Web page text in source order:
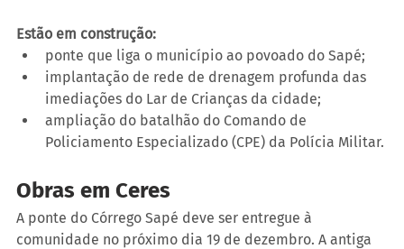
Estão em construção:
ponte que liga o município ao povoado do Sapé;
implantação de rede de drenagem profunda das
imediações do Lar de Crianças da cidade;
ampliação do batalhão do Comando de
Policiamento Especializado (CPE) da Polícia Militar.
Obras em Ceres
A ponte do Córrego Sapé deve ser entregue à
comunidade no próximo dia 19 de dezembro. A antiga